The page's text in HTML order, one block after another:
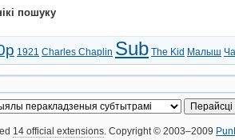
пошуку
1921 Charles Chaplin Sub The Kid Малыш
14 official extensions. Copyright © 2003–2009